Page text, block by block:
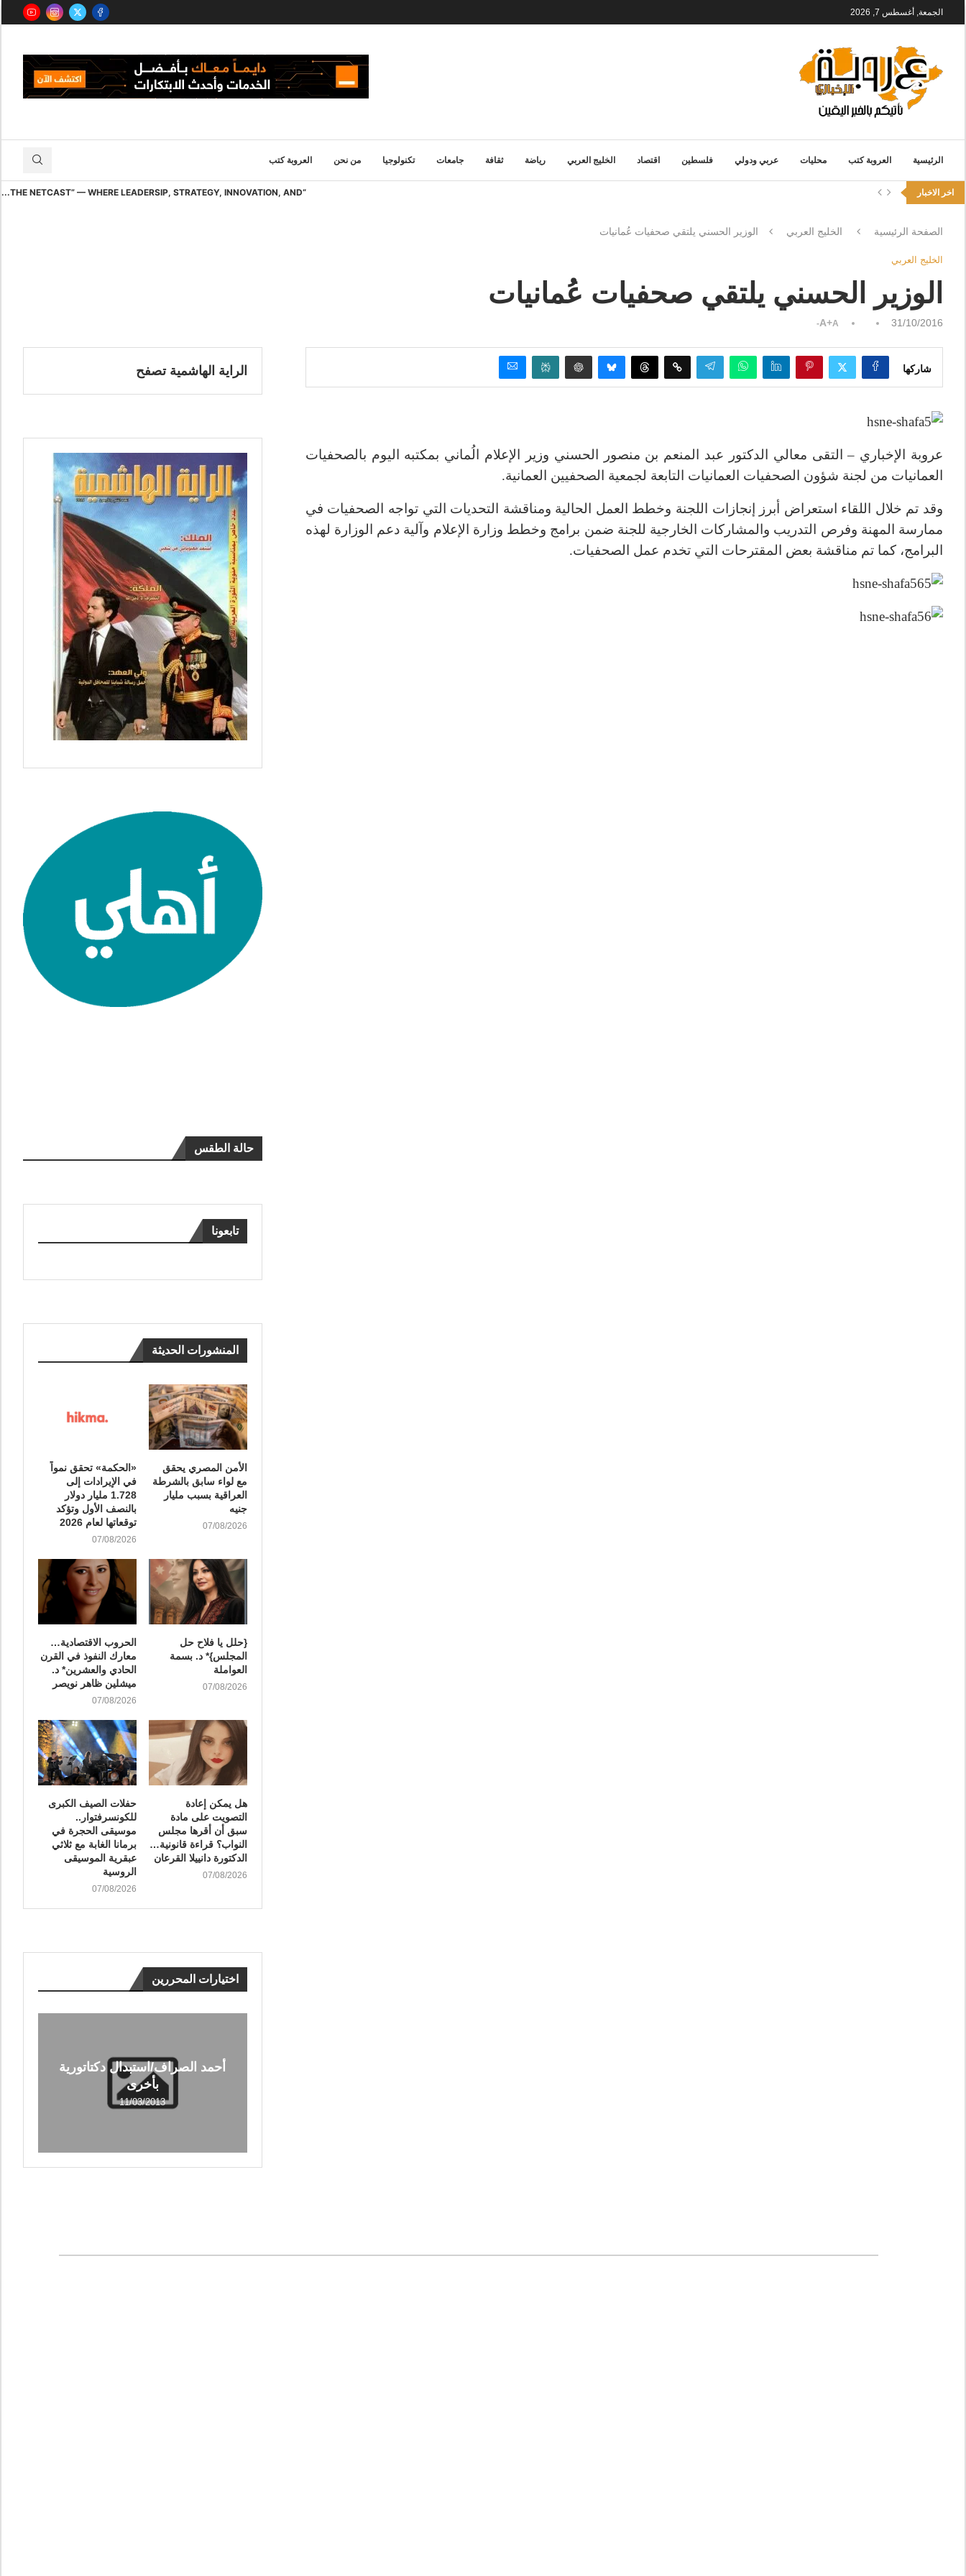
الجمعة, أغسطس 7, 2026
الرئيسية العروبة كتب محليات عربي ودولي فلسطين اقتصاد الخليج العربي رياضة ثقافة جامعات تكنولوجيا من نحن العروبة كتب
اخر الاخبار “THE NETCAST” — WHERE LEADERSIP, STRATEGY, INNOVATION, AND...
الصفحة الرئيسية الخليج العربي الوزير الحسني يلتقي صحفيات عُمانيات
الخليج العربي
الوزير الحسني يلتقي صحفيات عُمانيات
31/10/2016
A+A-
شاركها
عروبة الإخباري – التقى معالي الدكتور عبد المنعم بن منصور الحسني وزير الإعلام الُماني بمكتبه اليوم بالصحفيات
العمانيات من لجنة شؤون الصحفيات العمانيات التابعة لجمعية الصحفيين العمانية.
وقد تم خلال اللقاء استعراض أبرز إنجازات اللجنة وخطط العمل الحالية ومناقشة التحديات التي تواجه الصحفيات في
ممارسة المهنة وفرص التدريب والمشاركات الخارجية للجنة ضمن برامج وخطط وزارة الإعلام وآلية دعم الوزارة لهذه
البرامج، كما تم مناقشة بعض المقترحات التي تخدم عمل الصحفيات.
الراية الهاشمية تصفح
حالة الطقس
تابعونا
المنشورات الحديثة
الأمن المصري يحقق
مع لواء سابق بالشرطة
العراقية بسبب مليار
جنيه
07/08/2026
«الحكمة» تحقق نمواً
في الإيرادات إلى
1.728 مليار دولار
بالنصف الأول وتؤكد
توقعاتها لعام 2026
07/08/2026
{حلل يا فلاح حل
المجلس}* د. بسمة
العواملة
07/08/2026
الحروب الاقتصادية…
معارك النفوذ في القرن
الحادي والعشرين* د.
ميشلين ظاهر نويصر
07/08/2026
هل يمكن إعادة
التصويت على مادة
سبق أن أقرها مجلس
النواب؟ قراءة قانونية…
الدكتورة دانييلا القرعان
07/08/2026
​حفلات الصيف الكبرى
للكونسرفتوار..
موسيقى الحجرة في
برمانا الغابة مع ثلاثي
عبقرية الموسيقى
الروسية
07/08/2026
اختيارات المحررين
أحمد الصراف/استبدال دكتاتورية
بأخرى
11/03/2013